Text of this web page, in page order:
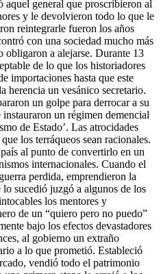
aquel general que proscribieron al
y le devolvieron todo lo que le
reintegrarle fueron los años
con una sociedad mucho más
obligaron a alejarse. Durante 13
de lo que los historiadores
importaciones hasta que este
herencia un vesánico secretario.
un golpe para derrocar a su
un régimen demencial
de Estado’. Las atrocidades
los terráqueos sean racionales.
al punto de convertirlo en un
internacionales. Cuando el
perdida, emprendieron la
sucedió juzgó a algunos de los
los mentores y
de un “quiero pero no puedo”
bajo los efectos devastadores
al gobierno un extraño
a lo que prometió. Estableció
vendió todo el patrimonio